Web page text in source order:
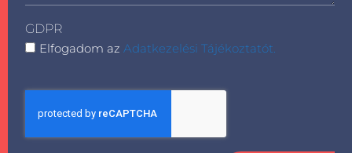
GDPR
Elfogadom azAdatkezelési Tájékoztatót.